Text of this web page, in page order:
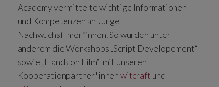
Academy vermittelte wichtige Informationen
und Kompetenzen an Junge
Nachwuchsfilmer*innen. So wurden unter
anderem die Workshops „Script Developement“
sowie „Hands on Film“ mit unseren
Kooperationpartner*innenwitcraft und